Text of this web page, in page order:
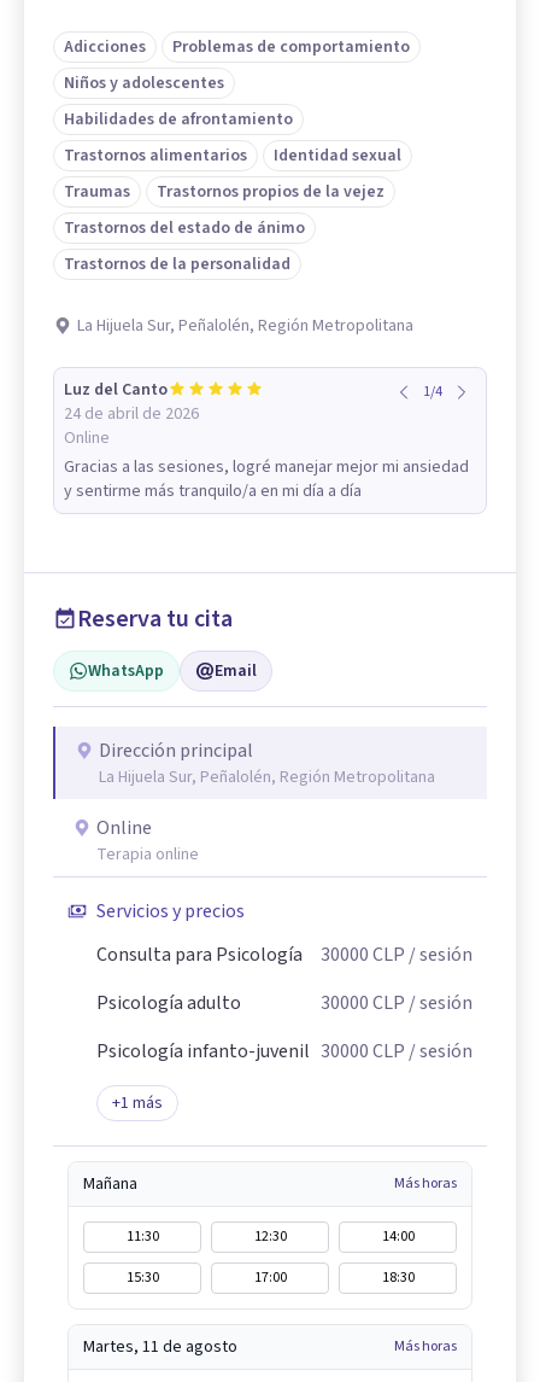
Adicciones
Problemas de comportamiento
Niños y adolescentes
Habilidades de afrontamiento
Trastornos alimentarios
Identidad sexual
Traumas
Trastornos propios de la vejez
Trastornos del estado de ánimo
Trastornos de la personalidad
La Hijuela Sur, Peñalolén, Región Metropolitana
Luz del Canto
24 de abril de 2026
Online
1/4
Gracias a las sesiones, logré manejar mejor mi ansiedad
y sentirme más tranquilo/a en mi día a día
Reserva tu cita
WhatsApp Email
Dirección principal
La Hijuela Sur, Peñalolén, Región Metropolitana
Online
Terapia online
Servicios y precios
Consulta para Psicología
30000CLP / sesión
Psicología adulto
30000CLP / sesión
Psicología infanto-juvenil 30000CLP / sesión
+1 más
Mañana Más horas
11:30 12:30
14:00
15:30
17:00 18:30
Martes, 11 de agosto Más horas